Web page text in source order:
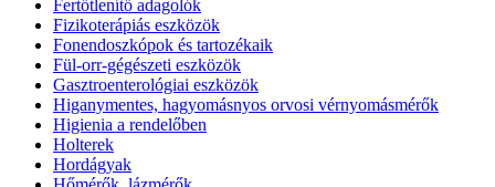
Fertőtlenítő adagolók
Fizikoterápiás eszközök
Fonendoszkópok és tartozékaik
Fül-orr-gégészeti eszközök
Gasztroenterológiai eszközök
Higanymentes, hagyomásnyos orvosi vérnyomásmérők
Higienia a rendelőben
Holterek
Hordágyak